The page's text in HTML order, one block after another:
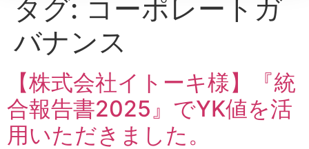
タグ: コーポレートガ
バナンス
【株式会社イトーキ様】『統
合報告書2025』でYK値を活
用いただきました。